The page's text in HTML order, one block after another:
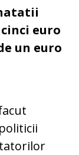
euro
un euro